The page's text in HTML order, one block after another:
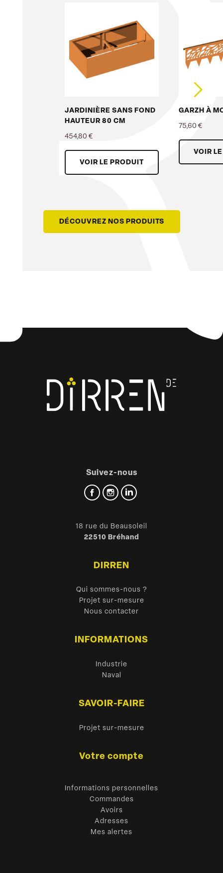
JARDINIÈRE SANS FOND
HAUTEUR 80 CM
Prix
454,80 €
VOIR LE PRODUIT
GARZH À
Prix
75,60 €
VOIR
DÉCOUVREZ NOS PRODUITS
Suivez-nous
FacebookInstagramLinkedIn
18 rue du Beausoleil
22510 Bréhand
DIRREN
Qui sommes-nous ?
Projet sur-mesure
Nous contacter
INFORMATIONS
Industrie
Naval
SAVOIR-FAIRE
Projet sur-mesure
Votre compte
Informations personnelles
Commandes
Avoirs
Adresses
Mes alertes